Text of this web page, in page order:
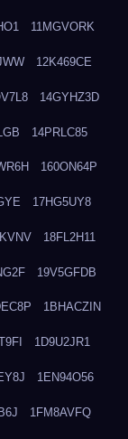
11MGVORK
12K469CE
14GYHZ3D
14PRLC85
160ON64P
17HG5UY8
18FL2H11
19V5GFDB
1BHACZIN
1D9U2JR1
1EN94O56
1FM8AVFQ